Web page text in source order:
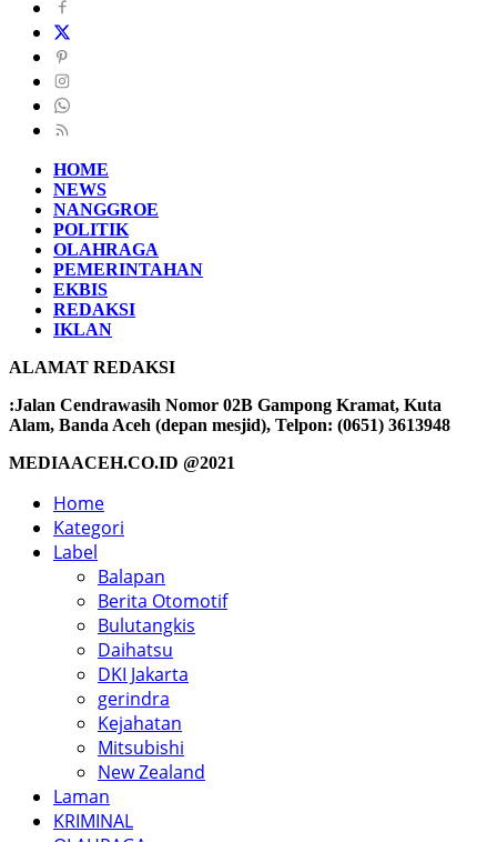
HOME
NEWS
NANGGROE
POLITIK
OLAHRAGA
PEMERINTAHAN
EKBIS
REDAKSI
IKLAN
ALAMAT REDAKSI
:Jalan Cendrawasih Nomor 02B Gampong Kramat, Kuta
Alam, Banda Aceh (depan mesjid), Telpon: (0651) 3613948
MEDIAACEH.CO.ID @2021
Home
Kategori
Label
Balapan
Berita Otomotif
Bulutangkis
Daihatsu
DKI Jakarta
gerindra
Kejahatan
Mitsubishi
New Zealand
Laman
KRIMINAL